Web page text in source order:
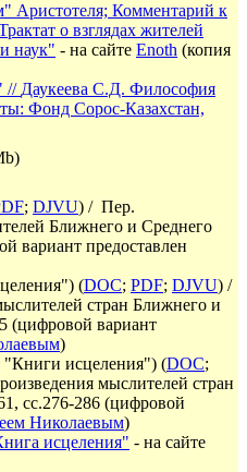
Аристотеля; Комментарий к
о взглядах жителей
наук" - на сайте Enoth (копия
// Даукеева С.Д. Философия
Фонд Сорос-Казахстан,
)
; DJVU) / Пер.
Ближнего и Среднего
вариант предоставлен
(DOC; PDF; DJVU) /
стран Ближнего и
(цифровой вариант
)
"Книги исцеления") (DOC;
мыслителей стран
сс.276-286 (цифровой
Николаевым)
исцеления" - на сайте